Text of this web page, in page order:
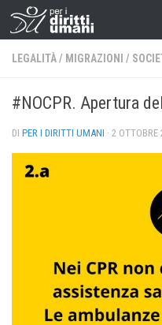
LEGALITÀ/ MIGRAZIONI /
#NOCPR. Apertura
DI PER I DIRITTI UMANI · 2 OTTOBRE